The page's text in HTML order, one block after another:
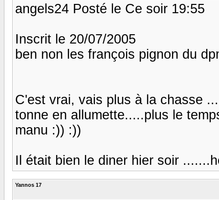
angels24 Posté le Ce soir 19:55
Inscrit le 20/07/2005
ben non les françois pignon du
C'est vrai, vais plus à la chasse
tonne en allumette.....plus le
manu :)) :))
Il était bien le diner hier soir
Yannos 17